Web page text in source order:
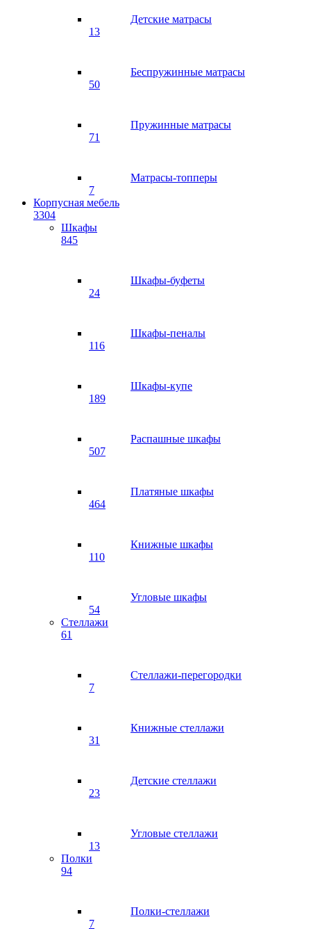
Детские матрасы
13
Беспружинные матрасы
50
Пружинные матрасы
71
Матрасы-топперы
7
Корпусная мебель
3304
Шкафы
845
Шкафы-буфеты
24
Шкафы-пеналы
116
Шкафы-купе
189
Распашные шкафы
507
Платяные шкафы
464
Книжные шкафы
110
Угловые шкафы
54
Стеллажи
61
Стеллажи-перегородки
7
Книжные стеллажи
31
Детские стеллажи
23
Угловые стеллажи
13
Полки
94
Полки-стеллажи
7